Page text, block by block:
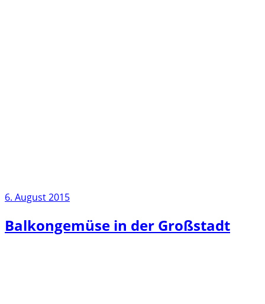
6. August 2015
Balkongemüse in der Großstadt